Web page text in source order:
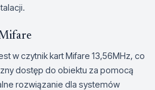
w czytnik kart Mifare 13,56MHz, co
dostęp do obiektu za pomocą
rozwiązanie dla systemów